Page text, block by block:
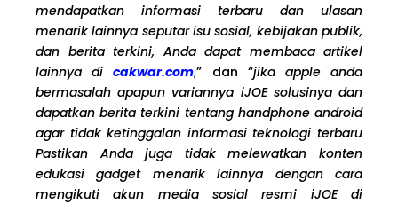
mendapatkan informasi terbaru dan ulasan
menarik lainnya seputar isu sosial, kebijakan publik,
dan berita terkini, Anda dapat membaca artikel
lainnya dicakwar.com,” dan “jika apple anda
bermasalah apapun variannya iJOE solusinya dan
dapatkan berita terkini tentang handphone android
agar tidak ketinggalan informasi teknologi terbaru
Pastikan Anda juga tidak melewatkan konten
edukasi gadget menarik lainnya dengan cara
mengikuti akun media sosial resmi iJOE di